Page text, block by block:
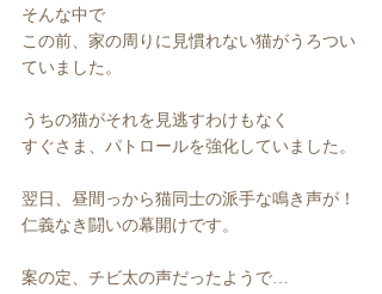
そんな中で
この前、家の周りに見慣れない猫がうろつい
ていました。
うちの猫がそれを見逃すわけもなく
すぐさま、パトロールを強化していました。
翌日、昼間っから猫同士の派手な鳴き声が！
仁義なき闘いの幕開けです。
案の定、チビ太の声だったようで…